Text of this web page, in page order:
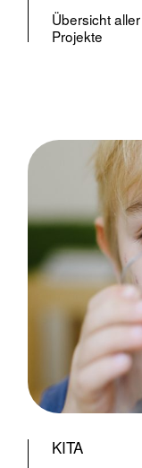
Übersicht
Projekte
KITA